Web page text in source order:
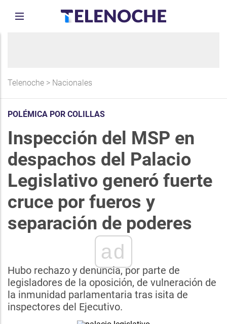
Telenoche > Nacionales
POLÉMICA POR COLILLAS
Inspección del MSP en
despachos del Palacio
Legislativo generó fuerte
cruce por fueros y
separación de poderes
ad
Hubo rechazo y denuncia, por parte de
legisladores de la oposición, de vulneración de
la inmunidad parlamentaria tras isita de
inspectores del Ejecutivo.